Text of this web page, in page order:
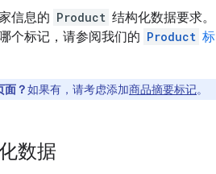
信息的 Product 结构化数据要求。
个标记，请参阅我们的 Product 标
面？如果有，请考虑添加商品摘要标记。
数据